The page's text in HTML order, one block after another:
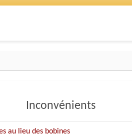
Inconvénients
au lieu des bobines